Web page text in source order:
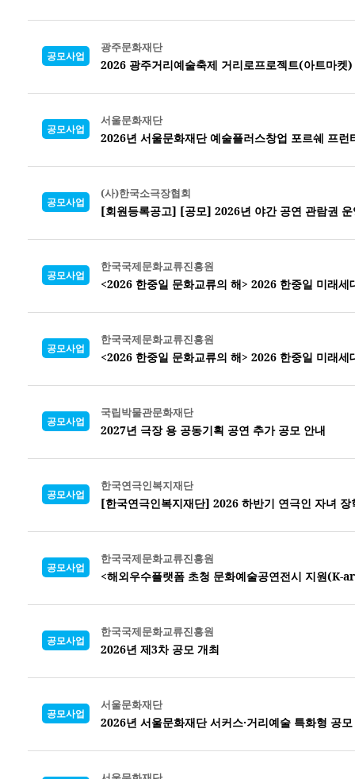
공모사업
광주문화재단
2026 광주거리예술축제 거리로프로젝트(아트마켓
공모사업
서울문화재단
2026년 서울문화재단 예술플러스창업 포르쉐 프런
공모사업
(사)한국소극장협회
[회원등록공고] [공모] 2026년 야간 공연 관람권 운
공모사업
한국국제문화교류진흥원
<2026 한중일 문화교류의 해> 2026 한중일 미래
공모사업
한국국제문화교류진흥원
<2026 한중일 문화교류의 해> 2026 한중일 미래
공모사업
국립박물관문화재단
2027년 극장 용 공동기획 공연 추가 공모 안내
공모사업
한국연극인복지재단
[한국연극인복지재단] 2026 하반기 연극인 자녀 장
공모사업
한국국제문화교류진흥원
<해외우수플랫폼 초청 문화예술공연전시 지원
공모사업
한국국제문화교류진흥원
2026년 제3차 공모 개최
공모사업
서울문화재단
2026년 서울문화재단 서커스·거리예술 특화형 공모